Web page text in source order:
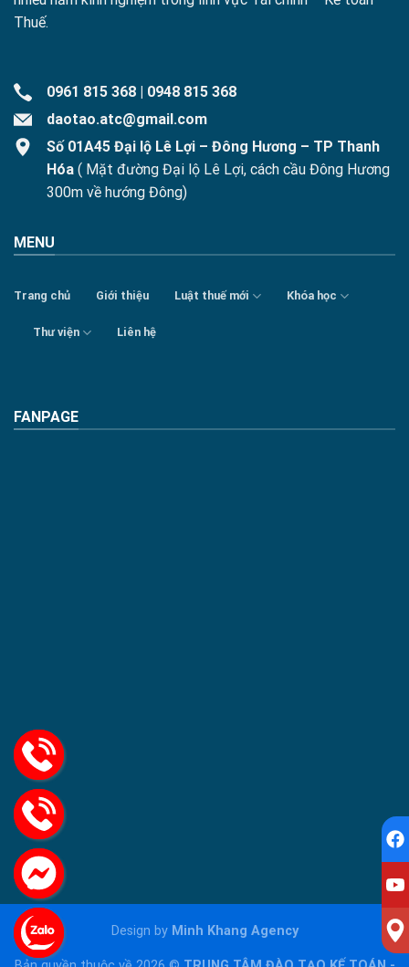
Thuế.
0961 815 368 | 0948 815 368
daotao.atc@gmail.com
Số 01A45 Đại lộ Lê Lợi – Đông Hương – TP Thanh
Hóa ( Mặt đường Đại lộ Lê Lợi, cách cầu Đông Hương
300m về hướng Đông)
MENU
Trang chủ Giới thiệu Luật thuế mới Khóa học
Thư viện Liên hệ
FANPAGE
Design by Minh Khang Agency